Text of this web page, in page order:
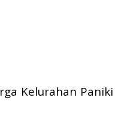
Kelurahan